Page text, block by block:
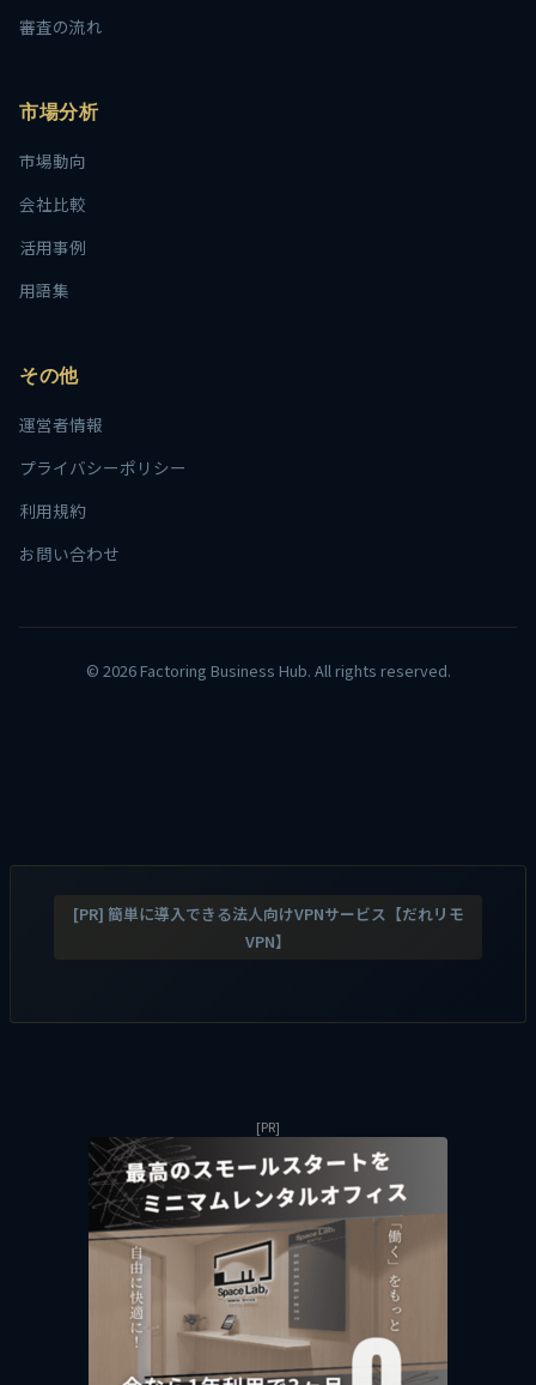
審査の流れ
市場分析
市場動向
会社比較
活用事例
用語集
その他
運営者情報
プライバシーポリシー
利用規約
お問い合わせ
© 2026 Factoring Business Hub. All rights reserved.
[PR] 簡単に導入できる法人向けVPNサービス【だれリモ
VPN】
[PR]